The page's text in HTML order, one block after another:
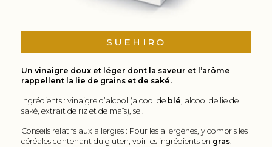
SUEHIRO
Un vinaigre doux et léger dont la saveur et l’arôme
rappellent la lie de grains et de saké.
Ingrédients : vinaigre d’alcool (alcool de blé, alcool de lie de
saké, extrait de riz et de maïs), sel.
Conseils relatifs aux allergies : Pour les allergènes, y compris les
céréales contenant du gluten, voir les ingrédients en gras.